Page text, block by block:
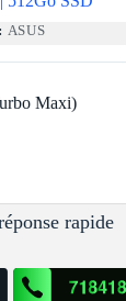
ASUS
Maxi)
rapide